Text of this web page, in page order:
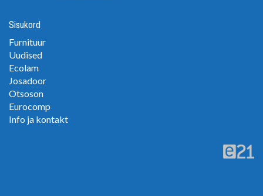
Sisukord
Furnituur
Uudised
Ecolam
Josadoor
Otsoson
Eurocomp
Info ja kontakt